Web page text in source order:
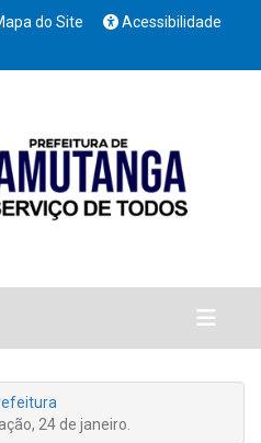
do Site
Acessibilidade
24 de janeiro.